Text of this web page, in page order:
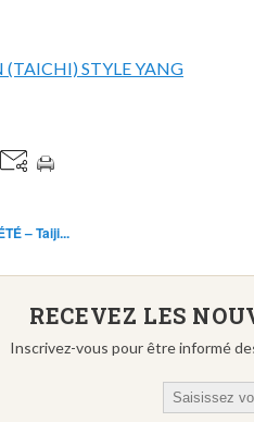
STYLE YANG
– Taiji...
RECEVEZ LES
Inscrivez-vous pour être informé
Email